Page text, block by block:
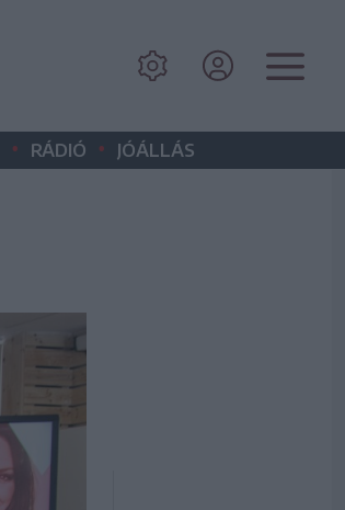
• RÁDIÓ • JÓÁLLÁS